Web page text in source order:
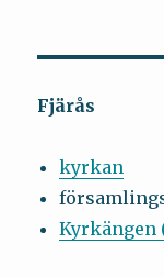
Fjärås
kyrkan
Kyrkängen